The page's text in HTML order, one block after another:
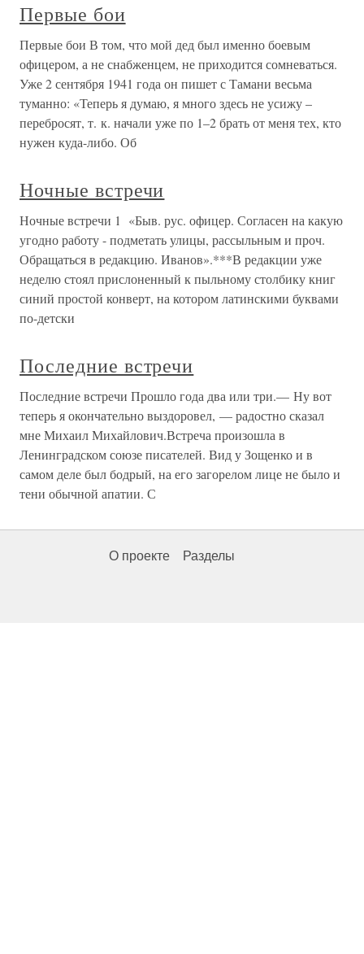
Первые бои
Первые бои В том, что мой дед был именно боевым
офицером, а не снабженцем, не приходится сомневаться.
Уже 2 сентября 1941 года он пишет с Тамани весьма
туманно: «Теперь я думаю, я много здесь не усижу –
перебросят, т. к. начали уже по 1–2 брать от меня тех, кто
нужен куда-либо. Об
Ночные встречи
Ночные встречи 1 «Быв. рус. офицер. Согласен на какую
угодно работу - подметать улицы, рассыльным и проч.
Обращаться в редакцию. Иванов».***В редакции уже
неделю стоял прислоненный к пыльному столбику книг
синий простой конверт, на котором латинскими буквами
по-детски
Последние встречи
Последние встречи Прошло года два или три.— Ну вот
теперь я окончательно выздоровел, — радостно сказал
мне Михаил Михайлович.Встреча произошла в
Ленинградском союзе писателей. Вид у Зощенко и в
самом деле был бодрый, на его загорелом лице не было и
тени обычной апатии. С
О проекте Разделы